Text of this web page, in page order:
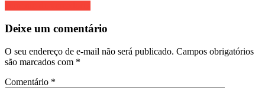
Deixe um comentário
O seu endereço de e-mail não será publicado. Campos obrigatórios
são marcados com *
Comentário *